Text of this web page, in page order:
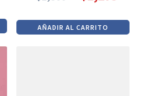
precio
original
precio
actual
AÑADIR AL CARRITO